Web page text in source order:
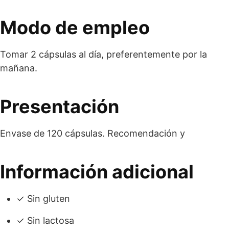
Modo de empleo
Tomar 2 cápsulas al día, preferentemente por la
mañana.
Presentación
Envase de 120 cápsulas. Recomendación y
Información adicional
✓ Sin gluten
✓ Sin lactosa